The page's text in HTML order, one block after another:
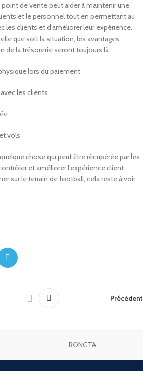
de vente peut aider à maintenir une
et le personnel tout en permettant au
les clients et d’améliorer leur expérience.
que soit la situation, les avantages
de la trésorerie seront toujours là:
lors du paiement
les clients
vols
chose qui peut être récupérée par les
et améliorer l’expérience client.
sur le terrain de football, cela reste à voir.
Précèdent
RONGTA